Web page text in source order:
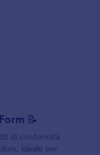
📝
di conformità
ideale per